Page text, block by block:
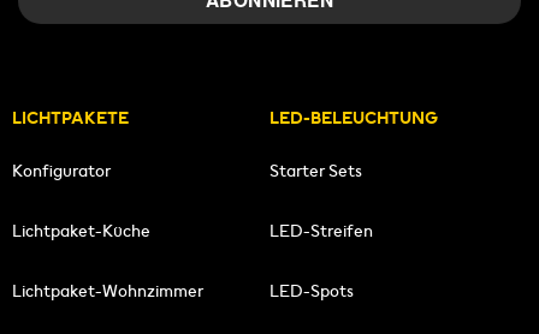
LICHTPAKETE
Konfigurator
Lichtpaket-Küche
Lichtpaket-Wohnzimmer
LED-BELEUCHTUNG
Starter Sets
LED-Streifen
LED-Spots